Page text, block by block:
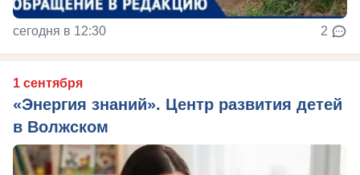
сегодня в 12:30 2
1 сентября
«Энергия знаний». Центр развития детей
в Волжском